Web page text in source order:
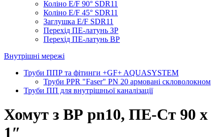
Коліно E/F 90° SDR11
Коліно E/F 45° SDR11
Заглушка E/F SDR11
Перехід ПЕ-латунь ЗР
Перехід ПЕ-латунь ВР
Внутрішні мережі
Труби ППР та фітинги +GF+ AQUASYSTEM
Труби PPR "Faser" PN 20 армовані скловолокном
Труби ПП для внутрішньої каналізації
Хомут з ​​ВР pn10, ПЕ-Ст 90 х
1″